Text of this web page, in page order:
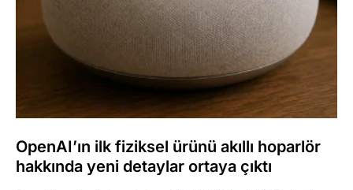
OpenAI’ın ilk fiziksel ürünü akıllı hoparlör
hakkında yeni detaylar ortaya çıktı